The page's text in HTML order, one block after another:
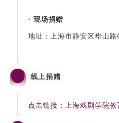
· 现场捐赠
地址：上海市静安区华山
2 线上捐赠
点击链接： 上海戏剧学院